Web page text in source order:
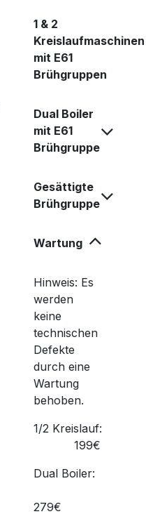
1 & 2
Kreislaufmaschinen
mit E61
Brühgruppen
Dual Boiler
mit E61
Brühgruppe
Gesättigte
Brühgruppe
Wartung
Hinweis: Es
werden
keine
technischen
Defekte
durch eine
Wartung
behoben.
1/2 Kreislauf:
​199€
Dual Boiler:
279€